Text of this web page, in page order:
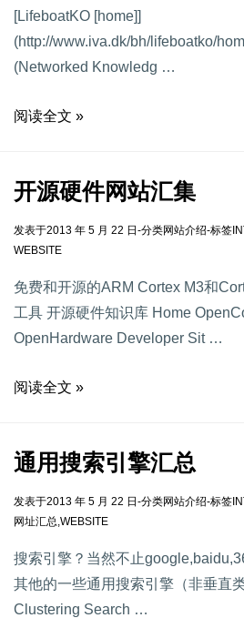
[LifeboatKO [home]]
(http://www.iva.dk/bh/lifeboatko/
(Networked Knowledg …
阅读全文 »
开源硬件网站汇集
发表于2013 年 5 月 22 日 -分类网站介绍-标签
WEBSITE
免费和开源的ARM Cortex M3和
工具 开源硬件知识库 Home
OpenHardware Developer Sit …
阅读全文 »
通用搜索引擎汇总
发表于2013 年 5 月 22 日 -分类网站介绍-标签
网址汇总,WEBSITE
搜索引擎？当然不止
其他的一些通用搜索引擎（非垂直
Clustering Search …